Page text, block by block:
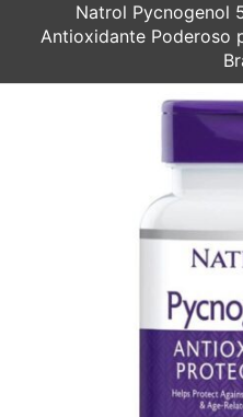
Natrol Pycnogenol
Antioxidante Poderoso